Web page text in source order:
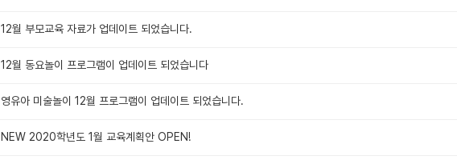
12월 부모교육 자료가 업데이트 되었습니다.
12월 동요놀이 프로그램이 업데이트 되었습니다
영유아 미술놀이 12월 프로그램이 업데이트 되었습니다.
NEW 2020학년도 1월 교육계획안 OPEN!